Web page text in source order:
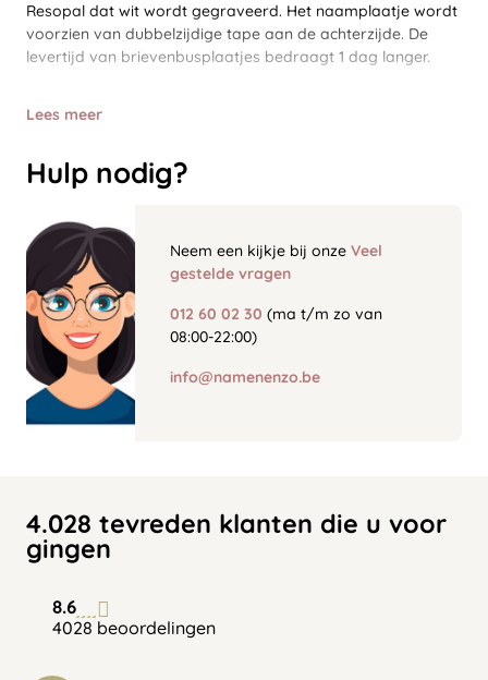
Resopal dat wit wordt gegraveerd. Het naamplaatje wordt
voorzien van dubbelzijdige tape aan de achterzijde. De
levertijd van brievenbusplaatjes bedraagt 1 dag langer.
Lees meer
Hulp nodig?
Neem een kijkje bij onze Veel
gestelde vragen
012 60 02 30 (ma t/m zo van
08:00-22:00)
info@namenenzo.be
4.028 tevreden klanten die u voor
gingen
8.6
4028 beoordelingen